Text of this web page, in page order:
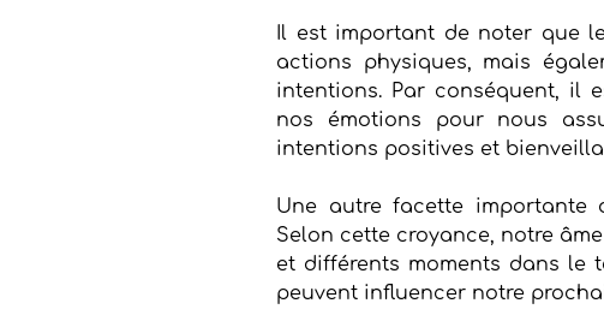
Il est important de noter que
actions physiques, mais
intentions. Par conséquent, il
nos émotions pour nous
intentions positives et
Une autre facette
Selon cette croyance, notre
et différents moments dans le
peuvent influencer notre